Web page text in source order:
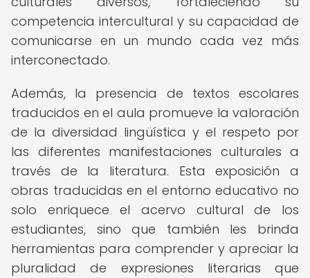
competencia intercultural y su capacidad de
comunicarse en un mundo cada vez más
interconectado.
Además, la presencia de textos escolares
traducidos en el aula promueve la valoración
de la diversidad lingüística y el respeto por
las diferentes manifestaciones culturales a
través de la literatura. Esta exposición a
obras traducidas en el entorno educativo no
solo enriquece el acervo cultural de los
estudiantes, sino que también les brinda
herramientas para comprender y apreciar la
pluralidad de expresiones literarias que